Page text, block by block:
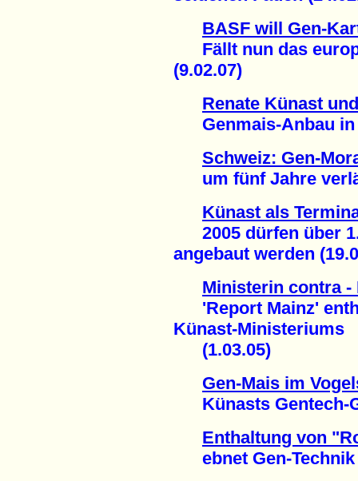
BASF will Gen-
Fällt nun das
(9.02.07)
Renate Künast
Genmais-Anbau in
Schweiz: Gen-
um fünf Jahre
Künast als
2005 dürfen über
angebaut werden
Ministerin contra -
'Report Mainz'
Künast-Ministeriums
(1.03.05)
Gen-Mais im
Künasts Gentech-
Enthaltung von
ebnet Gen-Technik